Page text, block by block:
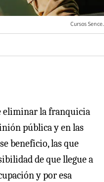
Cursos Sence.
eliminar la franquicia
pública y en las
beneficio, las que
de que llegue a
y por esa